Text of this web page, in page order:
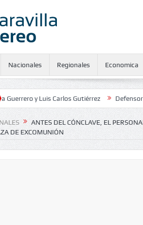
Nacionales Regionales Economica
Carlos Gutiérrez Defensoría defiende
ANTES DEL CÓNCLAVE, EL
DE EXCOMUNIÓN